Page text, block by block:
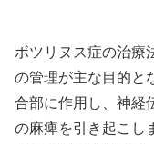
ボツリヌス症の治療
の管理が主な目的と
合部に作用し、神経
の麻痺を引き起こし